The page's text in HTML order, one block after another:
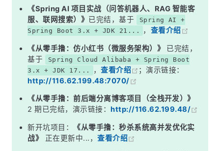
二、分片方式一：客户端分片
三、分片方式二：代理分片
五、Cluster 的路由机制
六、三种分片方式对比
常见面试变体
记忆口诀
总结
《Spring AI 项目实战（问答机器人、RAG 智能客
服、联网搜索）》 已完结，基于
Spring AI +
Spring Boot 3.x + JDK 21...
， 查看介绍
《从零手撸：仿小红书（微服务架构）》
已完结，
基于
Spring Cloud Alibaba + Spring Boot
3.x + JDK 17...
，查看介绍
；演示链接：
http://116.62.199.48:7070/
《从零手撸：前后端分离博客项目（全栈开发）》
2 期已完结，演示链接： http://116.62.199.48/
新开坑项目：
《从零手撸：秒杀系统高并发优化实
战》
正在更新中...，查看介绍